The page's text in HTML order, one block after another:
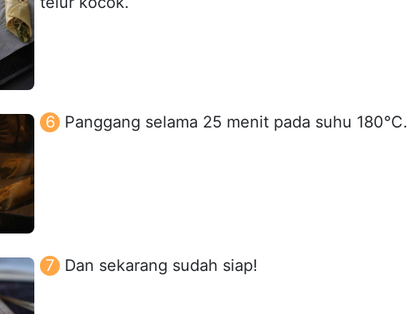
Panggang selama 25 menit pada suhu 180°C.
Dan sekarang sudah siap!